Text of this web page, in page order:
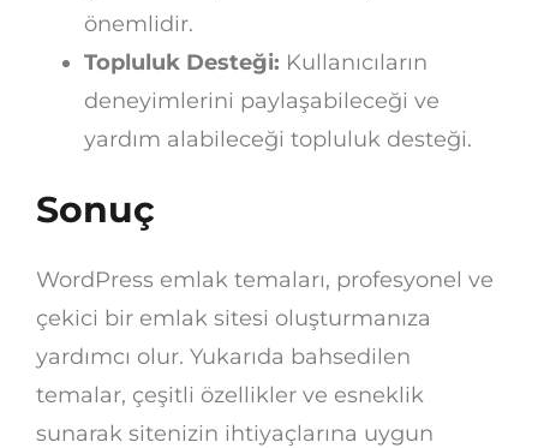
önemlidir.
Topluluk Desteği: Kullanıcıların
deneyimlerini paylaşabileceği ve
yardım alabileceği topluluk desteği.
Sonuç
WordPress emlak temaları, profesyonel ve
çekici bir emlak sitesi oluşturmanıza
yardımcı olur. Yukarıda bahsedilen
temalar, çeşitli özellikler ve esneklik
sunarak sitenizin ihtiyaçlarına uygun